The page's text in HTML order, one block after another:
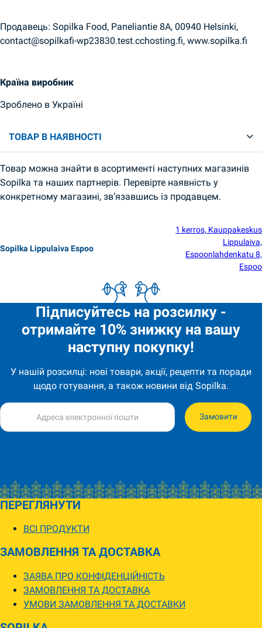
Продавець: Sopilka Food, Paneliantie 8A, 00940 Helsinki,
contact@sopilkafi-wp23830.test.cchosting.fi, www.sopilka.fi
Країна виробник
Зроблено в Україні
ТОВАР В НАЯВНОСТІ
Товар можна знайти в асортименті наступних магазинів
Sopilka та наших партнерів. Перевірте наявність у
конкретному магазині, зв’язавшись із продавцем.
Sopilka Lippulaiva Espoo
1 kerros, Kauppakeskus
Lippulaiva,
Espoonlahdenkatu 8,
Espoo
Підписуйтесь на розсилку -
отримайте 10% знижку на вашу
наступну покупку!
У нашій розсилці: нові товари, акції, рецепти та поради
щодо готування, а також новини від Sopilka.
Замовити
ПЕРЕГЛЯНУТИ
ВСІ ПРОДУКТИ
ЗАМОВЛЕННЯ ТА ДОСТАВКА
ЗАЯВА ПРО КОНФІДЕНЦІЙНІСТЬ
ЗАМОВЛЕННЯ ТА ДОСТАВКА
УМОВИ ЗАМОВЛЕННЯ ТА ДОСТАВКИ